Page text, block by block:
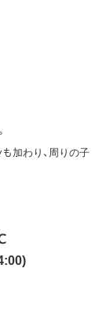
加わり、周りの子